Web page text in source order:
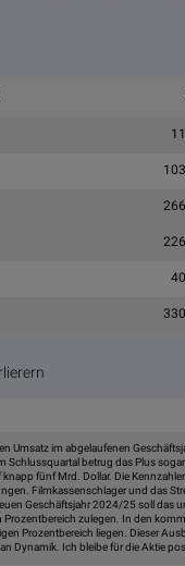
Umsatz im abgelaufenen
Schlussquartal betrug das Plus
fünf Mrd. Dollar. Die
Filmkassenschlager und das
Geschäftsjahr 2024/25 soll das
Prozentbereich zulegen. In den
Prozentbereich liegen. Dieser
Dynamik. Ich bleibe für die Aktie